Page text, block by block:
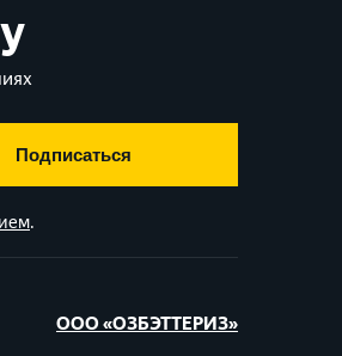
Подписаться
.
ООО «ОЗБЭТТЕРИЗ»